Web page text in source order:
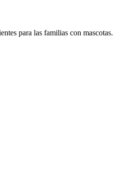
para las familias con mascotas.